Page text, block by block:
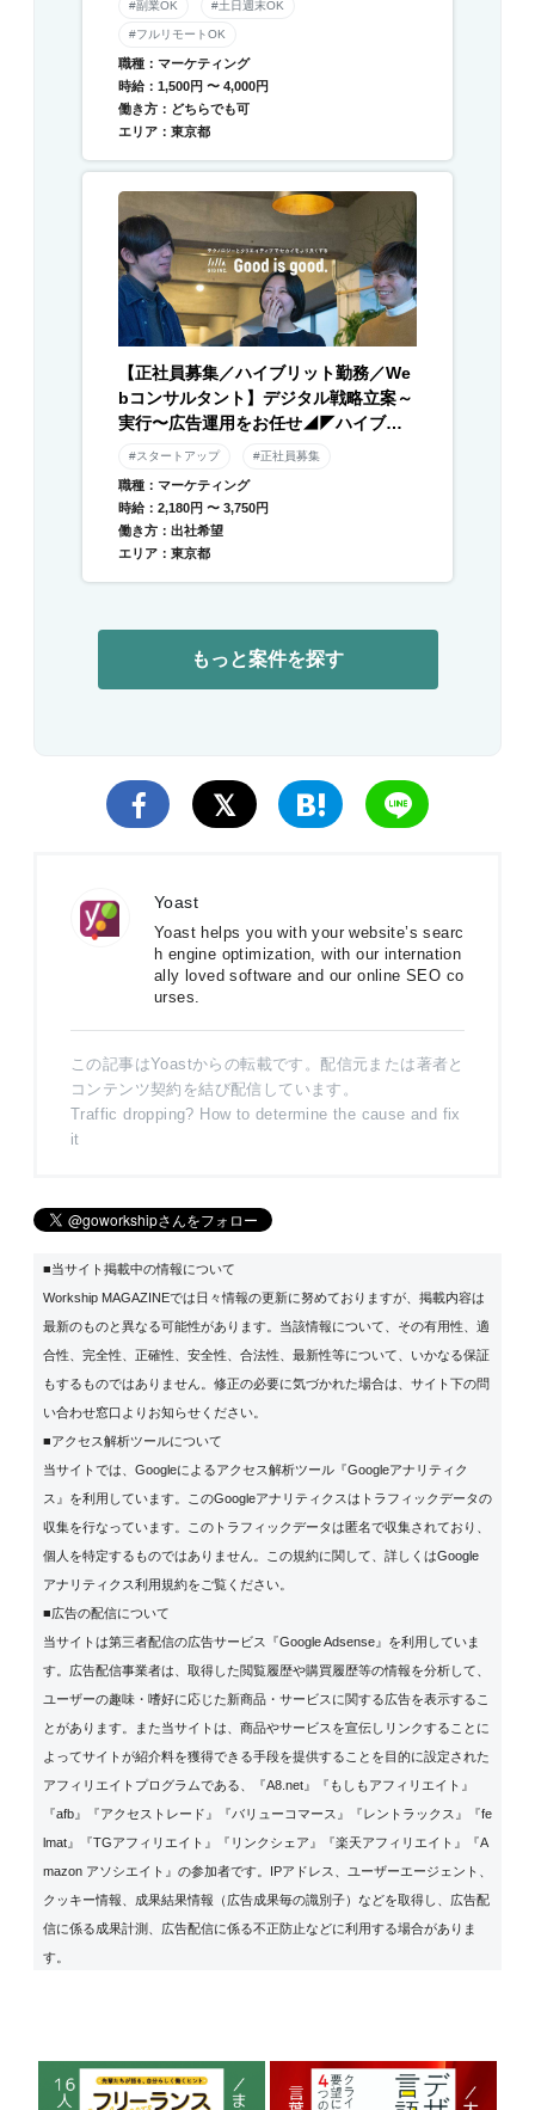
#副業OK #土日週末OK
#フルリモートOK
職種：マーケティング
時給：1,500円 〜 4,000円
働き方：どちらでも可
エリア：東京都
【正社員募集／ハイブリット勤務／We
bコンサルタント】デジタル戦略立案～
実行〜広告運用をお任せ◢◤ハイブリ
ッド勤務×残業月平均10時間以下◢◤伴
運営／急成長中DXベンチャー
#スタートアップ #正社員募集
職種：マーケティング
時給：2,180円 〜 3,750円
働き方：出社希望
エリア：東京都
もっと案件を探す
Yoast
Yoast helps you with your website’s searc
h engine optimization, with our internation
ally loved software and our online SEO co
urses.
この記事はYoastからの転載です。配信元または著者と
コンテンツ契約を結び配信しています。
Traffic dropping? How to determine the cause and fix
it
■当サイト掲載中の情報について
Workship MAGAZINEでは日々情報の更新に努めておりますが、掲載内容は
最新のものと異なる可能性があります。当該情報について、その有用性、適
合性、完全性、正確性、安全性、合法性、最新性等について、いかなる保証
もするものではありません。修正の必要に気づかれた場合は、サイト下の問
い合わせ窓口よりお知らせください。
■アクセス解析ツールについて
当サイトでは、Googleによるアクセス解析ツール『Googleアナリティク
ス』を利用しています。このGoogleアナリティクスはトラフィックデータの
収集を行なっています。このトラフィックデータは匿名で収集されており、
個人を特定するものではありません。この規約に関して、詳しくはGoogle
アナリティクス利用規約をご覧ください。
■広告の配信について
当サイトは第三者配信の広告サービス『Google Adsense』を利用していま
す。広告配信事業者は、取得した閲覧履歴や購買履歴等の情報を分析して、
ユーザーの趣味・嗜好に応じた新商品・サービスに関する広告を表示するこ
とがあります。また当サイトは、商品やサービスを宣伝しリンクすることに
よってサイトが紹介料を獲得できる手段を提供することを目的に設定された
アフィリエイトプログラムである、『A8.net』『もしもアフィリエイト』
『afb』『アクセストレード』『バリューコマース』『レントラックス』『fe
lmat』『TGアフィリエイト』『リンクシェア』『楽天アフィリエイト』『A
mazon アソシエイト』の参加者です。IPアドレス、ユーザーエージェント、
クッキー情報、成果結果情報（広告成果毎の識別子）などを取得し、広告配
信に係る成果計測、広告配信に係る不正防止などに利用する場合がありま
す。